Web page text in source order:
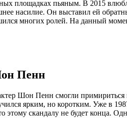
площадках пьяным. В 2015
насилие. Он выставил ей
многих ролей. На данный
Пенн
Шон Пенн смогли примириться
ярким, но коротким. Уже в
скандалу не будет конца.